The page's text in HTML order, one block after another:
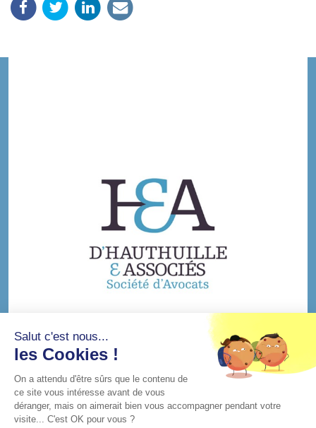
Salut c'est nous...
les Cookies !
On a attendu d'être sûrs que le contenu de
ce site vous intéresse avant de vous
déranger, mais on aimerait bien vous accompagner pendant votre
visite... C'est OK pour vous ?